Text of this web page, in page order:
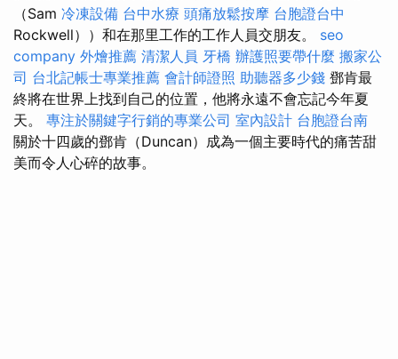
（Sam 冷凍設備 台中水療 頭痛放鬆按摩 台胞證台中
Rockwell））和在那里工作的工作人員交朋友。 seo
company 外燴推薦 清潔人員 牙橋 辦護照要帶什麼 搬家公
司 台北記帳士專業推薦 會計師證照 助聽器多少錢 鄧肯最
終將在世界上找到自己的位置，他將永遠不會忘記今年夏
天。 專注於關鍵字行銷的專業公司 室內設計 台胞證台南
關於十四歲的鄧肯（Duncan）成為一個主要時代的痛苦甜
美而令人心碎的故事。